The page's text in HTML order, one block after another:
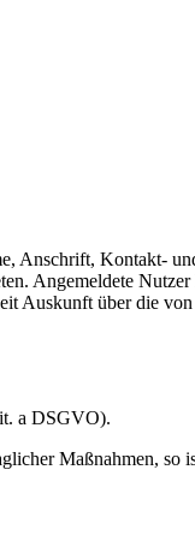
Anschrift, Kontakt-
Angemeldete
Auskunft über die
a DSGVO).
Maßnahmen, so